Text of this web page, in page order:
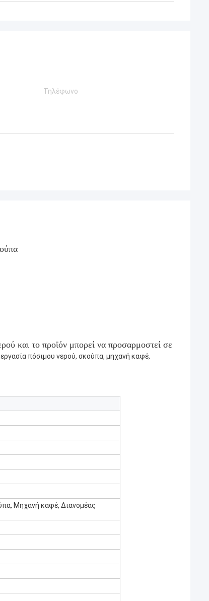
και το προϊόν μπορεί να προσαρμοστεί σε
πόσιμου νερού, σκούπα, μηχανή καφέ,
Μηχανή καφέ, Διανομέας